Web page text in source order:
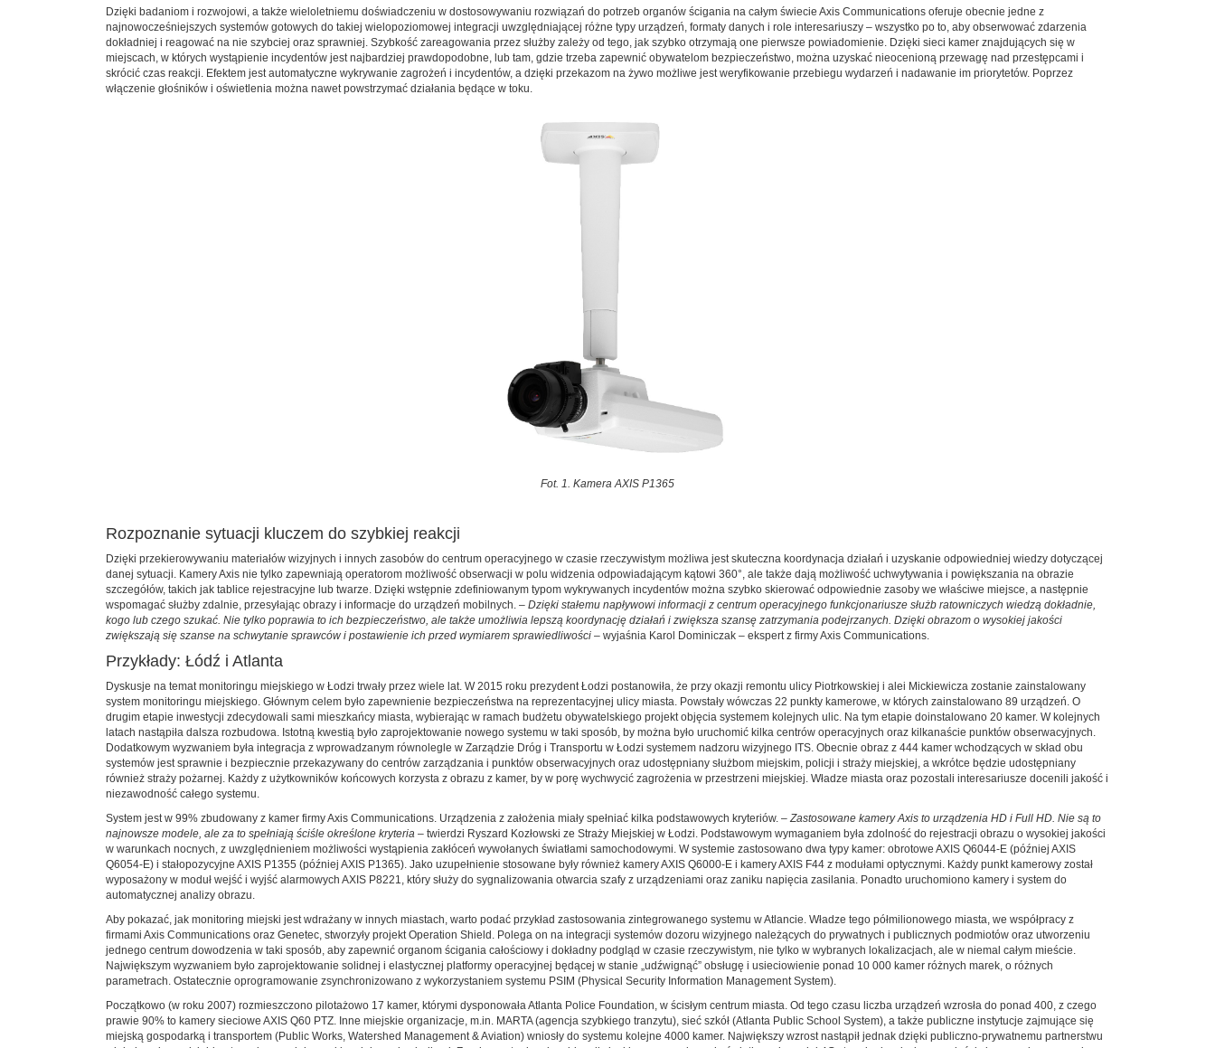
Dzięki badaniom i rozwojowi, a także wieloletniemu doświadczeniu w dostosowywaniu rozwiązań do potrzeb organów ścigania na całym świecie Axis Communications oferuje obecnie jedne z
najnowocześniejszych systemów gotowych do takiej wielopoziomowej integracji uwzględniającej różne typy urządzeń, formaty danych i role interesariuszy – wszystko po to, aby obserwować zdarzenia
dokładniej i reagować na nie szybciej oraz sprawniej. Szybkość zareagowania przez służby zależy od tego, jak szybko otrzymają one pierwsze powiadomienie. Dzięki sieci kamer znajdujących się w
miejscach, w których wystąpienie incydentów jest najbardziej prawdopodobne, lub tam, gdzie trzeba zapewnić obywatelom bezpieczeństwo, można uzyskać nieocenioną przewagę nad przestępcami i
skrócić czas reakcji. Efektem jest automatyczne wykrywanie zagrożeń i incydentów, a dzięki przekazom na żywo możliwe jest weryfikowanie przebiegu wydarzeń i nadawanie im priorytetów. Poprzez
włączenie głośników i oświetlenia można nawet powstrzymać działania będące w toku.
Fot. 1. Kamera AXIS P1365
Rozpoznanie sytuacji kluczem do szybkiej reakcji
Dzięki przekierowywaniu materiałów wizyjnych i innych zasobów do centrum operacyjnego w czasie rzeczywistym możliwa jest skuteczna koordynacja działań i uzyskanie odpowiedniej wiedzy dotyczącej
danej sytuacji. Kamery Axis nie tylko zapewniają operatorom możliwość obserwacji w polu widzenia odpowiadającym kątowi 360°, ale także dają możliwość uchwytywania i powiększania na obrazie
szczegółów, takich jak tablice rejestracyjne lub twarze. Dzięki wstępnie zdefiniowanym typom wykrywanych incydentów można szybko skierować odpowiednie zasoby we właściwe miejsce, a następnie
wspomagać służby zdalnie, przesyłając obrazy i informacje do urządzeń mobilnych. – Dzięki stałemu napływowi informacji z centrum operacyjnego funkcjonariusze służb ratowniczych wiedzą dokładnie,
kogo lub czego szukać. Nie tylko poprawia to ich bezpieczeństwo, ale także umożliwia lepszą koordynację działań i zwiększa szansę zatrzymania podejrzanych. Dzięki obrazom o wysokiej jakości
zwiększają się szanse na schwytanie sprawców i postawienie ich przed wymiarem sprawiedliwości – wyjaśnia Karol Dominiczak – ekspert z firmy Axis Communications.
Przykłady: Łódź i Atlanta
Dyskusje na temat monitoringu miejskiego w Łodzi trwały przez wiele lat. W 2015 roku prezydent Łodzi postanowiła, że przy okazji remontu ulicy Piotrkowskiej i alei Mickiewicza zostanie zainstalowany
system monitoringu miejskiego. Głównym celem było zapewnienie bezpieczeństwa na reprezentacyjnej ulicy miasta. Powstały wówczas 22 punkty kamerowe, w których zainstalowano 89 urządzeń. O
drugim etapie inwestycji zdecydowali sami mieszkańcy miasta, wybierając w ramach budżetu obywatelskiego projekt objęcia systemem kolejnych ulic. Na tym etapie doinstalowano 20 kamer. W kolejnych
latach nastąpiła dalsza rozbudowa. Istotną kwestią było zaprojektowanie nowego systemu w taki sposób, by można było uruchomić kilka centrów operacyjnych oraz kilkanaście punktów obserwacyjnych.
Dodatkowym wyzwaniem była integracja z wprowadzanym równolegle w Zarządzie Dróg i Transportu w Łodzi systemem nadzoru wizyjnego ITS. Obecnie obraz z 444 kamer wchodzących w skład obu
systemów jest sprawnie i bezpiecznie przekazywany do centrów zarządzania i punktów obserwacyjnych oraz udostępniany służbom miejskim, policji i straży miejskiej, a wkrótce będzie udostępniany
również straży pożarnej. Każdy z użytkowników końcowych korzysta z obrazu z kamer, by w porę wychwycić zagrożenia w przestrzeni miejskiej. Władze miasta oraz pozostali interesariusze docenili jakość i
niezawodność całego systemu.
System jest w 99% zbudowany z kamer firmy Axis Communications. Urządzenia z założenia miały spełniać kilka podstawowych kryteriów. –Zastosowane kamery Axis to urządzenia HD i Full HD. Nie są to
najnowsze modele, ale za to spełniają ściśle określone kryteria – twierdzi Ryszard Kozłowski ze Straży Miejskiej w Łodzi. Podstawowym wymaganiem była zdolność do rejestracji obrazu o wysokiej jakości
w warunkach nocnych, z uwzględnieniem możliwości wystąpienia zakłóceń wywołanych światłami samochodowymi. W systemie zastosowano dwa typy kamer: obrotowe AXIS Q6044-E (później AXIS
Q6054-E) i stałopozycyjne AXIS P1355 (później AXIS P1365). Jako uzupełnienie stosowane były również kamery AXIS Q6000-E i kamery AXIS F44 z modułami optycznymi. Każdy punkt kamerowy został
wyposażony w moduł wejść i wyjść alarmowych AXIS P8221, który służy do sygnalizowania otwarcia szafy z urządzeniami oraz zaniku napięcia zasilania. Ponadto uruchomiono kamery i system do
automatycznej analizy obrazu.
Aby pokazać, jak monitoring miejski jest wdrażany w innych miastach, warto podać przykład zastosowania zintegrowanego systemu w Atlancie. Władze tego półmilionowego miasta, we współpracy z
firmami Axis Communications oraz Genetec, stworzyły projekt Operation Shield. Polega on na integracji systemów dozoru wizyjnego należących do prywatnych i publicznych podmiotów oraz utworzeniu
jednego centrum dowodzenia w taki sposób, aby zapewnić organom ścigania całościowy i dokładny podgląd w czasie rzeczywistym, nie tylko w wybranych lokalizacjach, ale w niemal całym mieście.
Największym wyzwaniem było zaprojektowanie solidnej i elastycznej platformy operacyjnej będącej w stanie „udźwignąć” obsługę i usieciowienie ponad 10 000 kamer różnych marek, o różnych
parametrach. Ostatecznie oprogramowanie zsynchronizowano z wykorzystaniem systemu PSIM (Physical Security Information Management System).
Początkowo (w roku 2007) rozmieszczono pilotażowo 17 kamer, którymi dysponowała Atlanta Police Foundation, w ścisłym centrum miasta. Od tego czasu liczba urządzeń wzrosła do ponad 400, z czego
prawie 90% to kamery sieciowe AXIS Q60 PTZ. Inne miejskie organizacje, m.in. MARTA (agencja szybkiego tranzytu), sieć szkół (Atlanta Public School System), a także publiczne instytucje zajmujące się
miejską gospodarką i transportem (Public Works, Watershed Management & Aviation) wniosły do systemu kolejne 4000 kamer. Największy wzrost nastąpił jednak dzięki publiczno-prywatnemu partnerstwu